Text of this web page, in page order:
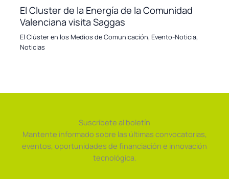
El Cluster de la Energía de la Comunidad
Valenciana visita Saggas
El Clúster en los Medios de Comunicación,Evento-Noticia,
Noticias
Suscríbete al boletín
Mantente informado sobre las últimas convocatorias,
eventos, oportunidades de financiación e innovación
tecnológica.